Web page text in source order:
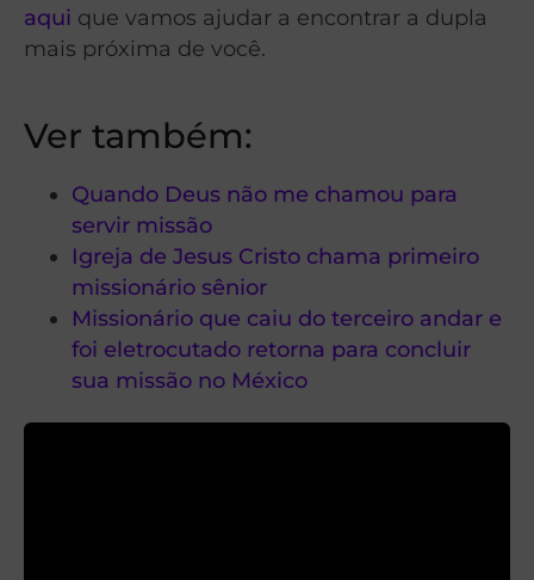
aqui que vamos ajudar a encontrar a dupla
mais próxima de você.
Ver também:
Quando Deus não me chamou para
servir missão
Igreja de Jesus Cristo chama primeiro
missionário sênior
Missionário que caiu do terceiro andar e
foi eletrocutado retorna para concluir
sua missão no México